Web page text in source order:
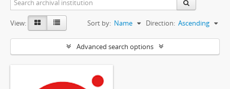
View: Sort by: Name Direction: Ascending
Advanced search options